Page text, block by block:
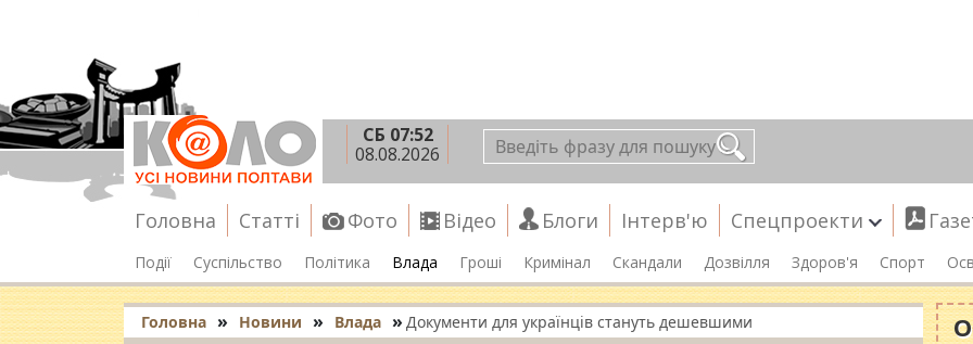
СБ 07:52
08.08.2026
Головна Статті Фото Відео Блоги Інтерв'ю Спецпроекти
Події Суспільство Політика Влада Гроші Кримінал Скандали Дозвілля Здоров'я Спорт
Головна » Новини » Влада » Документи для українців стануть дешевшими